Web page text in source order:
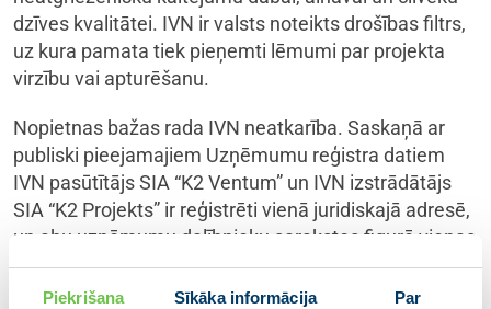
Piekrišana Sīkāka informācija Par
dzīves kvalitātei. IVN ir valsts noteikts drošības filtrs,
uz kura pamata tiek pieņemti lēmumi par projekta
virzību vai apturēšanu.
Nopietnas bažas rada IVN neatkarība. Saskaņā ar
publiski pieejamajiem Uzņēmumu reģistra datiem
IVN pasūtītājs SIA “K2 Ventum” un IVN izstrādātājs
SIA “K2 Projekts” ir reģistrēti vienā juridiskajā adresē,
un abu uzņēmumu dalībnieku sarakstos figurē vienas
un tās pašas personas. Lai arī formāli likums šādu
situāciju pieļauj, pēc būtības tā rada nozīmīgu